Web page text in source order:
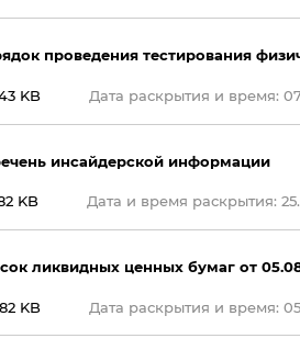
проведения тестирования
KB Дата раскрытия и время:
инсайдерской информации
KB Дата и время раскрытия:
ликвидных ценных бумаг от
KB Дата раскрытия и время: